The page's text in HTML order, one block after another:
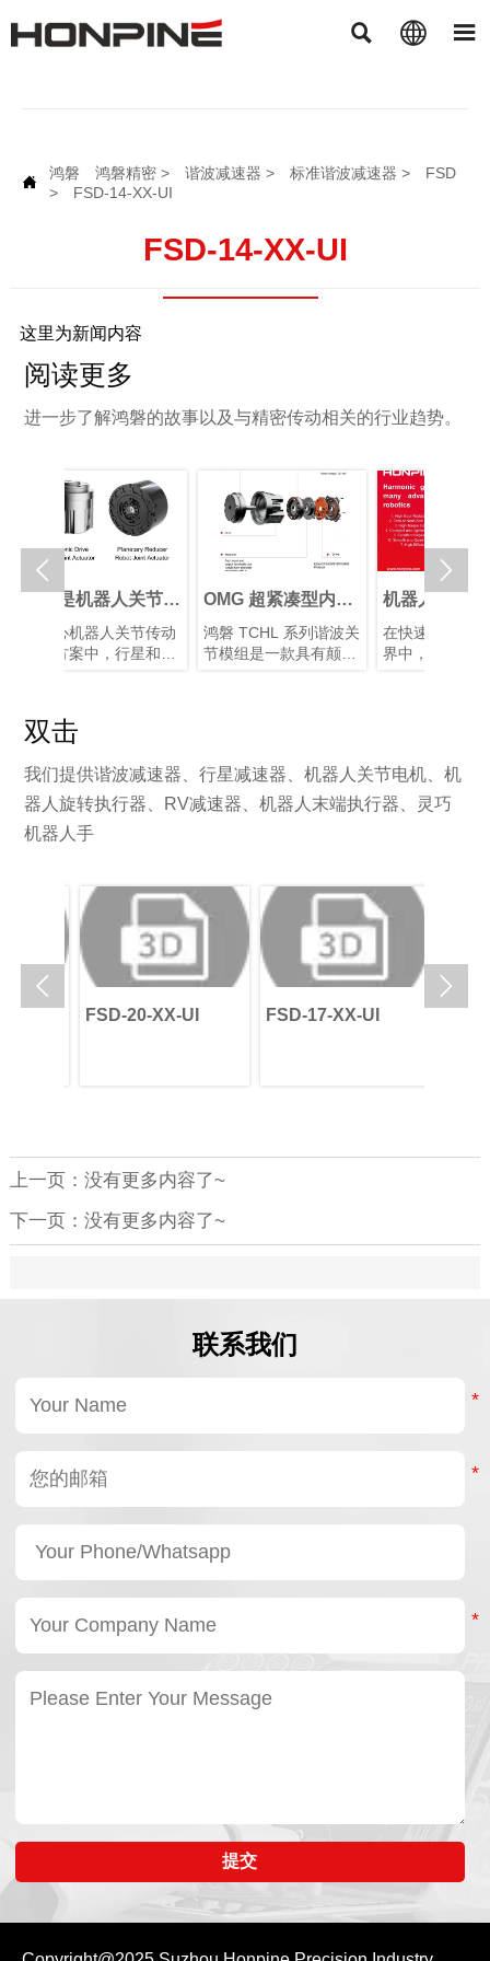
  

鸿磐 鸿磐精密> 谐波减速器 > 标准谐波减速器 >
FSD
>
FSD-14-XX-UI
FSD-14-XX-UI
这里为新闻内容
阅读更多
进一步了解鸿磐的故事以及与精密传动相关的行业趋势。
是机器人关节执
？如何选择最佳
人旋转关节执行
心机器人关节传动
方案中，行星和谐
的类型，对于实现
和成本之间的最佳
OMG 超紧凑型内置
扭矩传感器谐波关节
鸿磐 TCHL 系列谐波关
节模组是一款具有颠覆
级。
机器人领域中谐波
速器的优势
在快速发展的机器人
界中，精度和效率至
用中首选的运动控制
决方案，在这些应用
 
双击
我们提供谐波减速器、行星减速器、机器人关节电机、机
器人旋转执行器、RV减速器、机器人末端执行器、灵巧
机器人手
FSD-20-XX-UI FSD-17-XX-UI
 
上一页：没有更多内容了~
下一页：没有更多内容了~
联系我们
提交